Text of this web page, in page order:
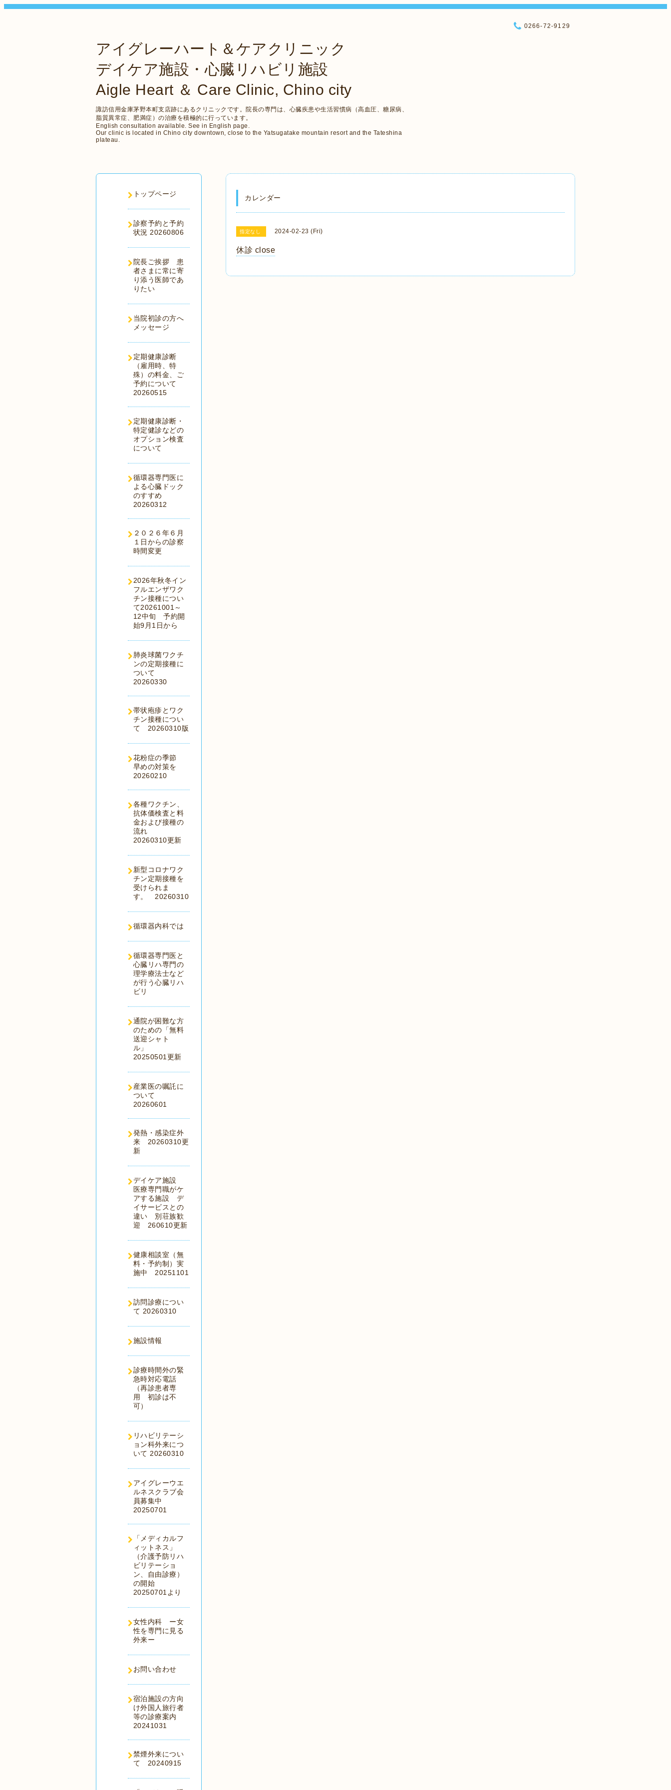
アイグレーハート＆ケアクリニック
デイケア施設・心臓リハビリ施設
Aigle Heart ＆ Care Clinic, Chino city
諏訪信用金庫茅野本町支店跡にあるクリニックです。院長の専門は、心臓疾患や生活習慣病（高血圧、糖尿病、
脂質異常症、肥満症）の治療を積極的に行っています。
English consultation available. See in English page.
Our clinic is located in Chino city downtown, close to the Yatsugatake mountain resort and the Tateshina
plateau.
0266-72-9129
カレンダー
指定なし 2024-02-23 (Fri)
休診 close
トップページ
診察予約と予約
状況 20260806
院長ご挨拶 患
者さまに常に寄
り添う医師であ
りたい
当院初診の方へ
メッセージ
定期健康診断
（雇用時、特
殊）の料金、ご
予約について
20260515
定期健康診断・
特定健診などの
オプション検査
について
循環器専門医に
よる心臓ドック
のすすめ
20260312
２０２６年６月
１日からの診察
時間変更
2026年秋冬イン
フルエンザワク
チン接種につい
て20261001～
12中旬 予約開
始9月1日から
肺炎球菌ワクチ
ンの定期接種に
ついて
20260330
帯状疱疹とワク
チン接種につい
て 20260310版
花粉症の季節
早めの対策を
20260210
各種ワクチン、
抗体価検査と料
金および接種の
流れ
20260310更新
新型コロナワク
チン定期接種を
受けられま
す。 20260310
循環器内科では
循環器専門医と
心臓リハ専門の
理学療法士など
が行う心臓リハ
ビリ
通院が困難な方
のための「無料
送迎シャト
ル」
20250501更新
産業医の嘱託に
ついて
20260601
発熱・感染症外
来 20260310更
新
デイケア施設
医療専門職がケ
アする施設 デ
イサービスとの
違い 別荘族歓
迎 260610更新
健康相談室（無
料・予約制）実
施中 20251101
訪問診療につい
て 20260310
施設情報
診療時間外の緊
急時対応電話
（再診患者専
用 初診は不
可）
リハビリテーシ
ョン科外来につ
いて 20260310
アイグレーウエ
ルネスクラブ会
員募集中
20250701
「メディカルフ
ィットネス」
（介護予防リハ
ビリテーショ
ン、自由診療）
の開始
20250701より
女性内科 ー女
性を専門に見る
外来ー
お問い合わせ
宿泊施設の方向
け外国人旅行者
等の診療案内
20241031
禁煙外来につい
て 20240915